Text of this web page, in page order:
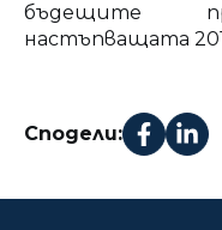
бъдещите
настъпващата
Сподели: